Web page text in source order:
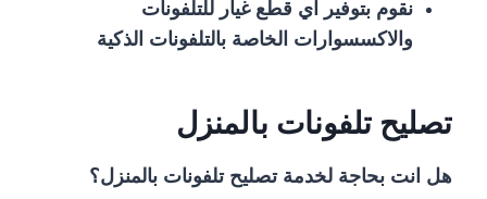
نقوم بتوفير اي قطع غيار للتلفونات
والاكسسوارات الخاصة بالتلفونات الذكية
تصليح تلفونات بالمنزل
هل انت بحاجة لخدمة تصليح تلفونات بالمنزل؟